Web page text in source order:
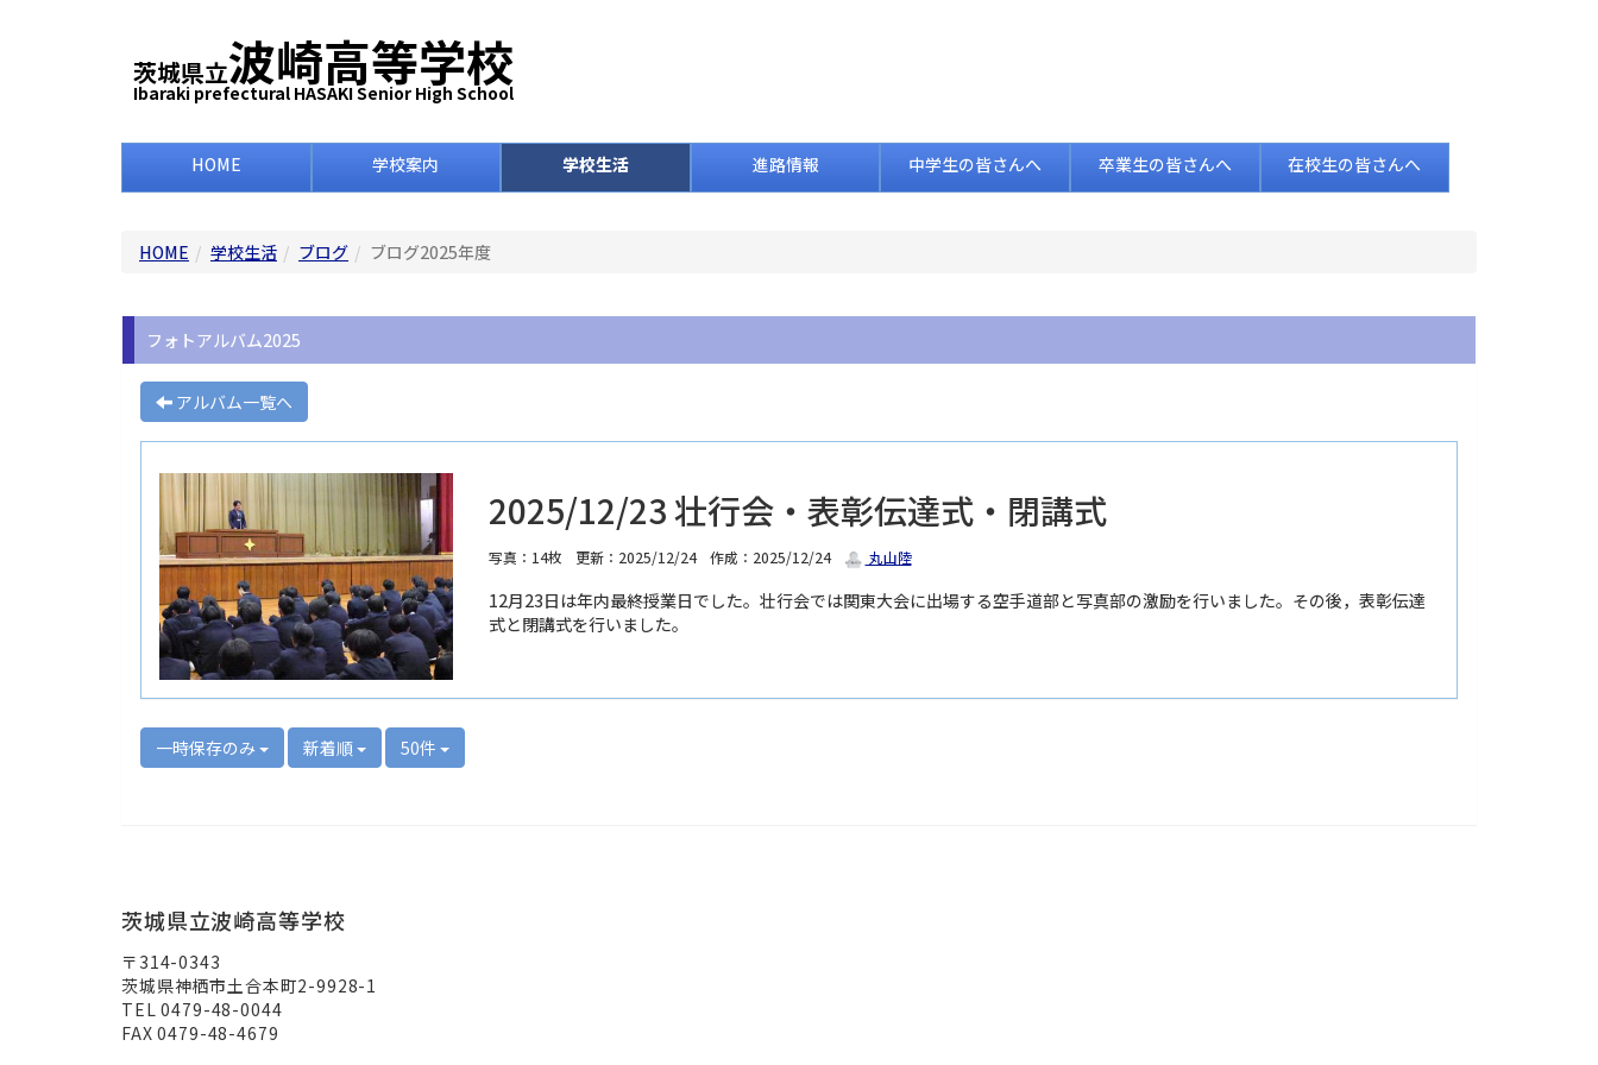
茨城県立波崎高等学校
Ibaraki prefectural HASAKI Senior High School
HOME 学校案内 学校生活 進路情報 中学生の皆さんへ 卒業生の皆さんへ 在校生の皆さんへ
HOME 学校生活 ブログ ブログ2025年度
フォトアルバム2025
アルバム一覧へ
2025/12/23 壮行会・表彰伝達式・閉講式
写真：14枚 更新：2025/12/24 作成：2025/12/24 丸山陸
12月23日は年内最終授業日でした。壮行会では関東大会に出場する空手道部と写真部の激励を行いました。その後，表彰伝達
式と閉講式を行いました。
一時保存のみ 新着順 50件
茨城県立波崎高等学校
〒314-0343
茨城県神栖市土合本町2-9928-1
TEL 0479-48-0044
FAX 0479-48-4679